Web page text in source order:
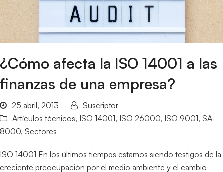
¿Cómo afecta la ISO 14001 a las
finanzas de una empresa?
25 abril, 2013
Suscriptor
Artículos técnicos, ISO 14001, ISO 26000, ISO 9001, SA
8000, Sectores
ISO 14001 En los últimos tiempos estamos siendo testigos de la
creciente preocupación por el medio ambiente y el cambio